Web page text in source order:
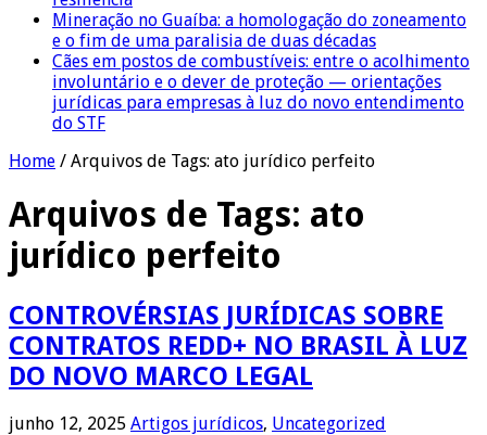
Mineração no Guaíba: a homologação do zoneamento
e o fim de uma paralisia de duas décadas
Cães em postos de combustíveis: entre o acolhimento
involuntário e o dever de proteção — orientações
jurídicas para empresas à luz do novo entendimento
do STF
Home / Arquivos de Tags: ato jurídico perfeito
Arquivos de Tags: ato
jurídico perfeito
CONTROVÉRSIAS JURÍDICAS SOBRE
CONTRATOS REDD+ NO BRASIL À LUZ
DO NOVO MARCO LEGAL
junho 12, 2025 Artigos jurídicos, Uncategorized